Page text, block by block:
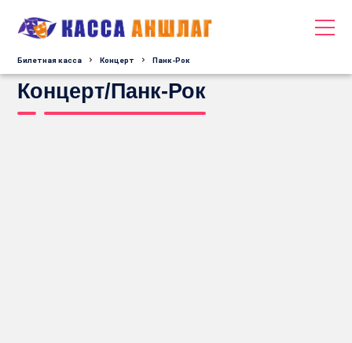
Билетная касса Концерт Панк-Рок
Концерт/Панк-Рок